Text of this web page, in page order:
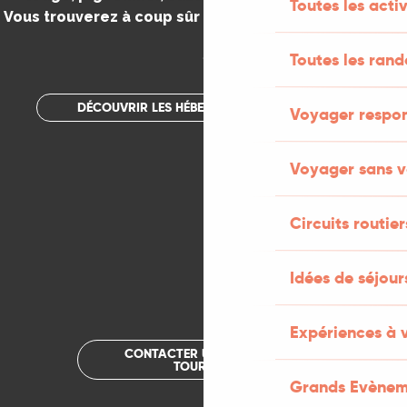
Toutes les
Toutes les
Voyager
Voyager sans
Circuits
Idées de
Expériences à
Grands
Vous trouverez à coup sûr votre bonheur dans le Lot.
.
DÉCOUVRIR LES HÉBERGEMENTS INSOLITES
CONTACTER UN OFFICE DE
TOURISME